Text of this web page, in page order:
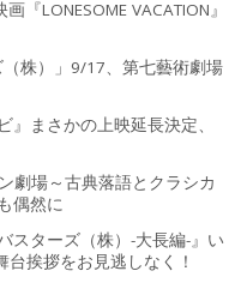
『LONESOME VACATION』
株）」9/17、第七藝術劇場
まさかの上映延長決定、
劇場～古典落語とクラシカ
偶然に
スターズ（株）-大長編-』い
挨拶をお見逃しなく！